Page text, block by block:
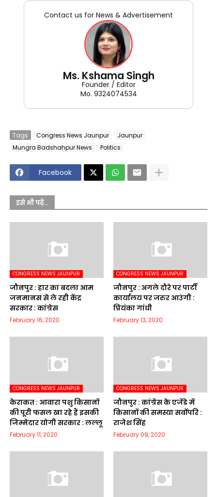
Contact us for News & Advertisement
Ms. Kshama Singh
Founder / Editor
Mo. 9324074534
Tags Congress News Jaunpur
Jaunpur
Mungra Badshahpur News
Politics
Facebook
इसे भी पढ़ें...
CONGRESS NEWS JAUNPUR
जौनपुर : हार का बदला आम
जनमानस से ले रही केंद्र
सरकार : कांग्रेस
February 16, 2020
CONGRESS NEWS JAUNPUR
जौनपुर : अगले दौरे पर पार्टी
कार्यालय पर जरुर आउंगी :
प्रियंका गांधी
February 13, 2020
CONGRESS NEWS JAUNPUR
केराकत : आवारा पशु किसानों
की पूरी फसल खा रहे हैं इसकी
जिम्मेदार योगी सरकार : लल्लू
February 11, 2020
CONGRESS NEWS JAUNPUR
जौनपुर : कांग्रेस के एजेंडे में
किसानों की समस्या सर्वोपरि :
राजेश सिंह
February 09, 2020